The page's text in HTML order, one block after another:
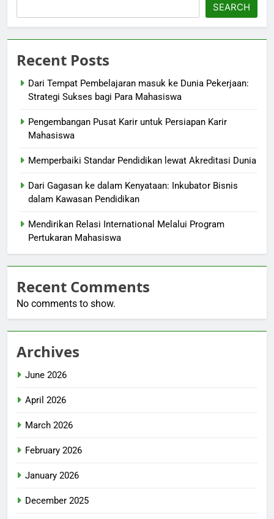
SEARCH
Recent Posts
Dari Tempat Pembelajaran masuk ke Dunia Pekerjaan:
Strategi Sukses bagi Para Mahasiswa
Pengembangan Pusat Karir untuk Persiapan Karir
Mahasiswa
Memperbaiki Standar Pendidikan lewat Akreditasi Dunia
Dari Gagasan ke dalam Kenyataan: Inkubator Bisnis
dalam Kawasan Pendidikan
Mendirikan Relasi International Melalui Program
Pertukaran Mahasiswa
Recent Comments
No comments to show.
Archives
June 2026
April 2026
March 2026
February 2026
January 2026
December 2025